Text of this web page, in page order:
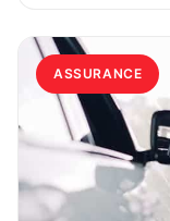
ASSURANCE